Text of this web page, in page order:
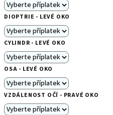
DIOPTRIE - LEVÉ OKO
CYLINDR - LEVÉ OKO
OSA - LEVÉ OKO
VZDÁLENOST OČÍ - PRAVÉ OKO